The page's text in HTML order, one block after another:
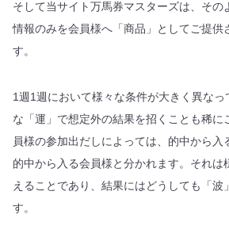
そして当サイト万馬券マスターズは、その
情報のみを会員様へ「商品」としてご提供
す。
1週1週において様々な条件が大きく異な
な「運」で想定外の結果を招くことも稀に
員様の参加出だしによっては、的中から入
的中から入る会員様と分かれます。それは
えることであり、結果にはどうしても「波
す。